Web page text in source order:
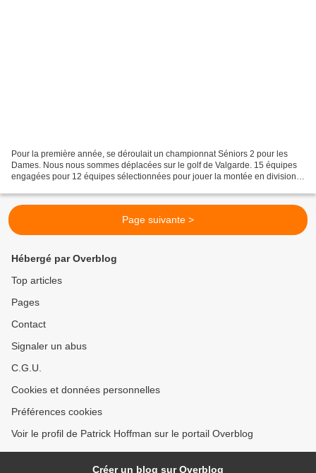
Pour la première année, se déroulait un championnat Séniors 2 pour les
Dames. Nous nous sommes déplacées sur le golf de Valgarde. 15 équipes
engagées pour 12 équipes sélectionnées pour jouer la montée en division 1
Page suivante >
Hébergé par Overblog
Top articles
Pages
Contact
Signaler un abus
C.G.U.
Cookies et données personnelles
Préférences cookies
Voir le profil de Patrick Hoffman sur le portail Overblog
Créer un blog sur Overblog